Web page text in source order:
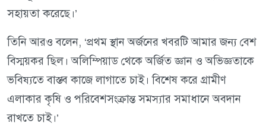
সহায়তা করেছে।’
তিনি আরও বলেন, ‘প্রথম স্থান অর্জনের খবরটি আমার জন্য বেশ
বিস্ময়কর ছিল। অলিম্পিয়াড থেকে অর্জিত জ্ঞান ও অভিজ্ঞতাকে
ভবিষ্যতে বাস্তব কাজে লাগাতে চাই। বিশেষ করে গ্রামীণ
এলাকার কৃষি ও পরিবেশসংক্রান্ত সমস্যার সমাধানে অবদান
রাখতে চাই।’